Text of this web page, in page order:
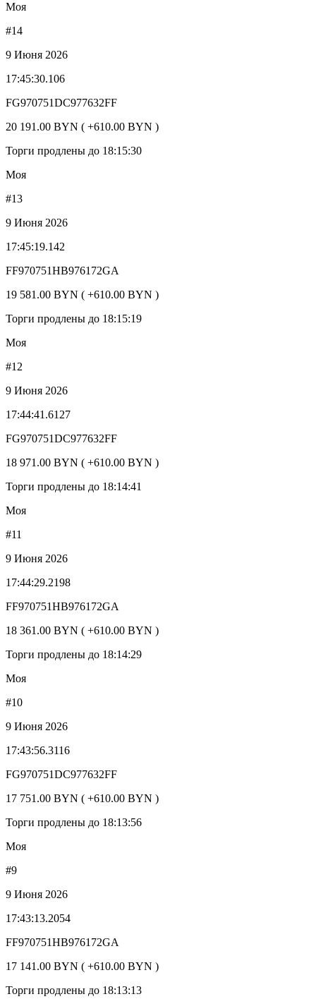
Моя
#14
9 Июня 2026
17:45:30.106
FG970751DC977632FF
20 191.00 BYN ( +610.00 BYN )
Торги продлены до 18:15:30
Моя
#13
9 Июня 2026
17:45:19.142
FF970751HB976172GA
19 581.00 BYN ( +610.00 BYN )
Торги продлены до 18:15:19
Моя
#12
9 Июня 2026
17:44:41.6127
FG970751DC977632FF
18 971.00 BYN ( +610.00 BYN )
Торги продлены до 18:14:41
Моя
#11
9 Июня 2026
17:44:29.2198
FF970751HB976172GA
18 361.00 BYN ( +610.00 BYN )
Торги продлены до 18:14:29
Моя
#10
9 Июня 2026
17:43:56.3116
FG970751DC977632FF
17 751.00 BYN ( +610.00 BYN )
Торги продлены до 18:13:56
Моя
#9
9 Июня 2026
17:43:13.2054
FF970751HB976172GA
17 141.00 BYN ( +610.00 BYN )
Торги продлены до 18:13:13